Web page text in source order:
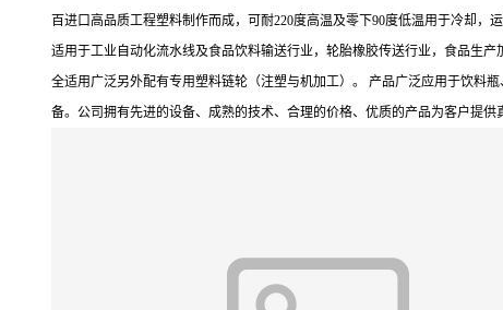
百进口高品质工程塑料制作而成，可耐220度高温及零下90度低温用于冷却
适用于工业自动化流水线及食品饮料输送行业，轮胎橡胶传送行业，食品生
全适用广泛另外配有专用塑料链轮（注塑与机加工）。 产品广泛应用于饮料
备。公司拥有先进的设备、成熟的技术、合理的价格、优质的产品为客户提供